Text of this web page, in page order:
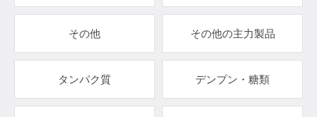
その他 その他の主力製品
タンパク質 デンプン・糖類